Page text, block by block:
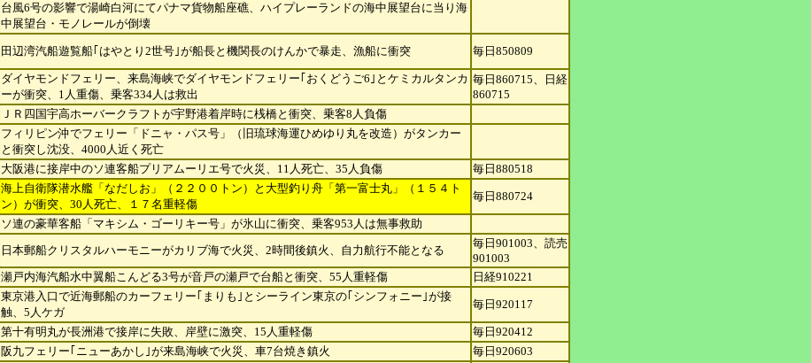
台風6号の影響で湯崎白河にてパナマ貨物船座礁、ハイプレーランドの海中展望台に当り 海
中展望台・モノレールが倒壊
田辺湾汽船遊覧船｢はやとり2世号｣が船長と機関長のけんかで暴走、漁船に衝突 毎日850809
ダイヤモンドフェリー、来島海峡でダイヤモンドフェリー｢おくどうご6｣とケミカルタンカ
ーが衝突、1人重傷、乗客334人は救出
毎日860715、日経
860715
ＪＲ四国宇高ホーバークラフトが宇野港着岸時に桟橋と衝突、乗客8人負傷
フィリピン沖でフェリー「ドニャ・パス号」（旧琉球海運ひめゆり丸を改造）がタンカー
と衝突し沈没、4000人近く死亡
大阪港に接岸中のソ連客船プリアムーリエ号で火災、11人死亡、35人負傷 毎日880518
海上自衛隊潜水艦「なだしお」（２２００トン）と大型釣り舟「第一富士丸」（１５４ト
ン）が衝突、30人死亡、１７名重軽傷
毎日880724
ソ連の豪華客船「マキシム・ゴーリキー号」が氷山に衝突、乗客953人は無事救助
日本郵船クリスタルハーモニーがカリブ海で火災、2時間後鎮火、自力航行不能となる
毎日901003、読売
901003
瀬戸内海汽船水中翼船こんどる3号が音戸の瀬戸で台船と衝突、55人重軽傷 日経910221
東京港入口で近海郵船のカーフェリー｢まりも｣とシーライン東京の｢シンフォニー｣が接
触、5 人ケガ
毎日920117
第十有明丸が長洲港で接岸に失敗、岸壁に激突、15人重軽傷
毎日920412
阪九フェリー｢ニューあかし｣が来島海峡で火災、車7台焼き鎮火 毎日920603